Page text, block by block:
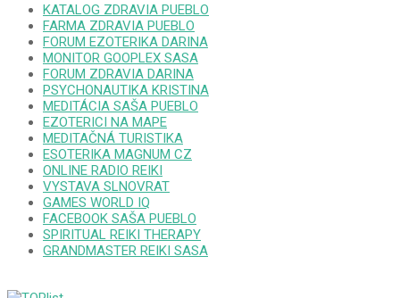
KATALOG ZDRAVIA PUEBLO
FARMA ZDRAVIA PUEBLO
FORUM EZOTERIKA DARINA
MONITOR GOOPLEX SASA
FORUM ZDRAVIA DARINA
PSYCHONAUTIKA KRISTINA
MEDITÁCIA SAŠA PUEBLO
EZOTERICI NA MAPE
MEDITAČNÁ TURISTIKA
ESOTERIKA MAGNUM CZ
ONLINE RADIO REIKI
VYSTAVA SLNOVRAT
GAMES WORLD IQ
FACEBOOK SAŠA PUEBLO
SPIRITUAL REIKI THERAPY
GRANDMASTER REIKI SASA